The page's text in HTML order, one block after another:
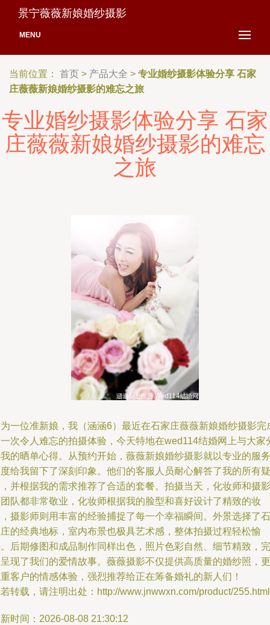
景宁薇薇新娘婚纱摄影
MENU
当前位置： 首页 > 产品大全 > 专业婚纱摄影体验分享 石家
庄薇薇新娘婚纱摄影的难忘之旅
专业婚纱摄影体验分享 石家
庄薇薇新娘婚纱摄影的难忘
之旅
一位准新娘，我（涵涵6）最近在石家庄薇薇新娘婚纱摄影完
次令人难忘的拍摄体验，今天特地在wed114结婚网上与大家
的晒单心得。从预约开始，薇薇新娘婚纱摄影就以专业的服务
给我留下了深刻印象。他们的客服人员耐心解答了我的所有疑
并根据我的需求推荐了合适的套餐。拍摄当天，化妆师和摄影
队都非常敬业，化妆师根据我的脸型和喜好设计了精致的妆
摄影师则用丰富的经验捕捉了每一个幸福瞬间。外景选择了石
的经典地标，室内布景也极具艺术感，整体拍摄过程轻松愉
后期修图和成品制作同样出色，照片色彩自然、细节精致，完
现了我们的爱情故事。薇薇摄影不仅提供高质量的婚纱照，更
客户的情感体验，强烈推荐给正在筹备婚礼的新人们！
转载，请注明出处：http://www.jnwwxn.com/product/255.html
时间：2026-08-08 21:30:12